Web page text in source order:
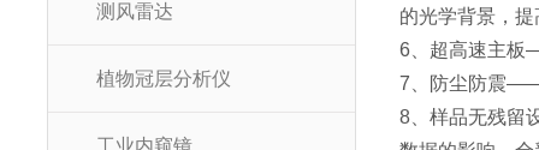
测风雷达
植物冠层分析仪
工业内窥镜
的光学背景，
6、超高速主板
7、防尘防震——
8、样品无残留